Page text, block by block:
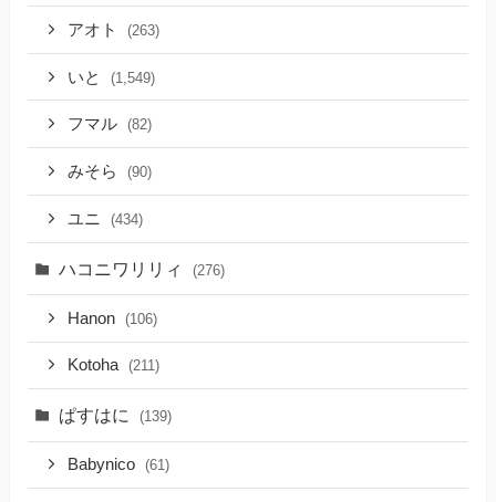
アオト (263)
いと (1,549)
フマル (82)
みそら (90)
ユニ (434)
ハコニワリリィ (276)
Hanon (106)
Kotoha (211)
ぱすはに (139)
Babynico (61)